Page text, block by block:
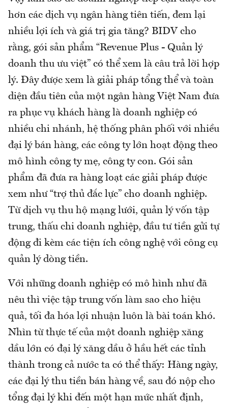
hơn các dịch vụ ngân hàng tiên tiến, đem lại
nhiều lợi ích và giá trị gia tăng? BIDV cho
rằng, gói sản phẩm “Revenue Plus - Quản lý
doanh thu ưu việt” có thể xem là câu trả lời hợp
lý. Đây được xem là giải pháp tổng thể và toàn
diện đầu tiên của một ngân hàng Việt Nam đưa
ra phục vụ khách hàng là doanh nghiệp có
nhiều chi nhánh, hệ thống phân phối với nhiều
đại lý bán hàng, các công ty lớn hoạt động theo
mô hình công ty mẹ, công ty con. Gói sản
phẩm đã đưa ra hàng loạt các giải pháp được
xem như “trợ thủ đắc lực” cho doanh nghiệp.
Từ dịch vụ thu hộ mạng lưới, quản lý vốn tập
trung, thấu chi doanh nghiệp, đầu tư tiền gửi tự
động đi kèm các tiện ích công nghệ với công cụ
quản lý dòng tiền.
Với những doanh nghiệp có mô hình như đã
nêu thì việc tập trung vốn làm sao cho hiệu
quả, tối đa hóa lợi nhuận luôn là bài toán khó.
Nhìn từ thực tế của một doanh nghiệp xăng
dầu lớn có đại lý xăng dầu ở hầu hết các tỉnh
thành trong cả nước ta có thể thấy: Hàng ngày,
các đại lý thu tiền bán hàng về, sau đó nộp cho
tổng đại lý khi đến một hạn mức nhất định,